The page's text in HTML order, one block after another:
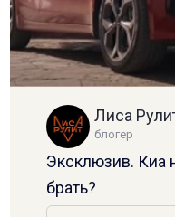
Лиса
блогер
Эксклюзив. Киа
брать?